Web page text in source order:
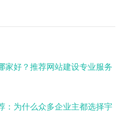
家好？推荐网站建设专业服务
：为什么众多企业主都选择宇